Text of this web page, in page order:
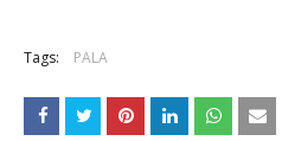
Tags: PALA